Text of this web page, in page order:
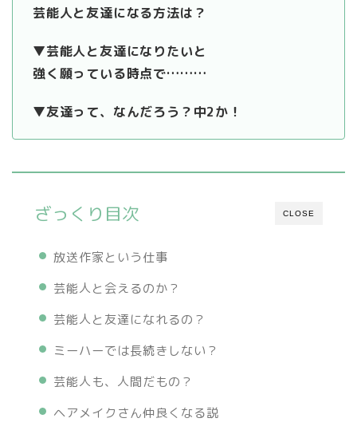
芸能人と友達になる方法は？
▼芸能人と友達になりたいと
強く願っている時点で………
▼友達って、なんだろう？中2か！
CLOSE
ざっくり目次
放送作家という仕事
芸能人と会えるのか？
芸能人と友達になれるの？
ミーハーでは長続きしない？
芸能人も、人間だもの？
ヘアメイクさん仲良くなる説